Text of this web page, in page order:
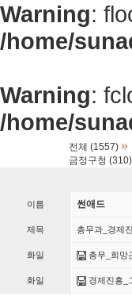
Warning:
/home/
Warning:
/home/
전체 (1557) »
금정구청 (310)
이름 썬애드
제목 총무과_경제
화일 총무_희망
화일 경제진흥_